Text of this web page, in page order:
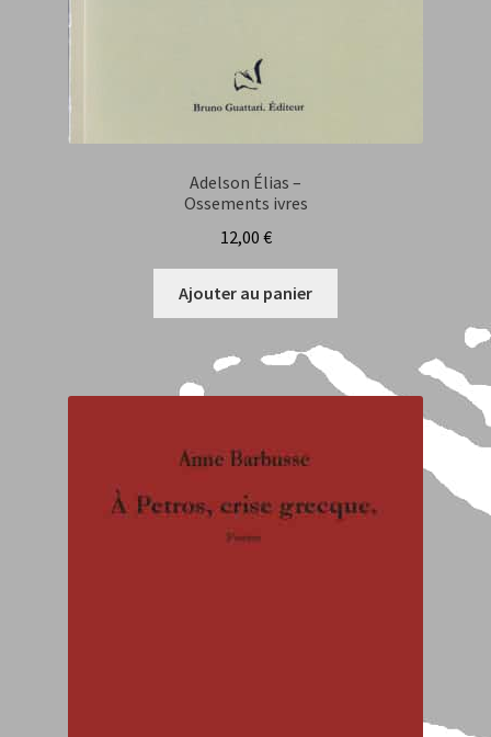
Adelson Élias –
Ossements ivres
12,00 €
Ajouter au panier